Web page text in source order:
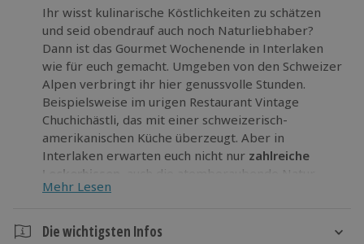
Ihr wisst kulinarische Köstlichkeiten zu schätzen
und seid obendrauf auch noch Naturliebhaber?
Dann ist das Gourmet Wochenende in Interlaken
wie für euch gemacht. Umgeben von den Schweizer
Alpen verbringt ihr hier genussvolle Stunden.
Beispielsweise im urigen Restaurant Vintage
Chuchichästli, das mit einer schweizerisch-
amerikanischen Küche überzeugt. Aber in
Interlaken erwarten euch nicht nur zahlreiche
Leckerbissen
, auch die atemberaubende Natur
verdient eure ungeteilte Aufmerksamkeit. Also ab
Aussicht genießt. Oder entdeckt einen der
Mehr Lesen
Die wichtigsten Infos